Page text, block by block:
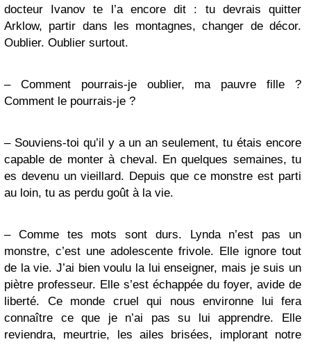
docteur Ivanov te l’a encore dit : tu devrais quitter
Arklow, partir dans les montagnes, changer de décor.
Oublier. Oublier surtout.
– Comment pourrais-je oublier, ma pauvre fille ?
Comment le pourrais-je ?
– Souviens-toi qu’il y a un an seulement, tu étais encore
capable de monter à cheval. En quelques semaines, tu
es devenu un vieillard. Depuis que ce monstre est parti
au loin, tu as perdu goût à la vie.
– Comme tes mots sont durs. Lynda n’est pas un
monstre, c’est une adolescente frivole. Elle ignore tout
de la vie. J’ai bien voulu la lui enseigner, mais je suis un
piètre professeur. Elle s’est échappée du foyer, avide de
liberté. Ce monde cruel qui nous environne lui fera
connaître ce que je n’ai pas su lui apprendre. Elle
reviendra, meurtrie, les ailes brisées, implorant notre